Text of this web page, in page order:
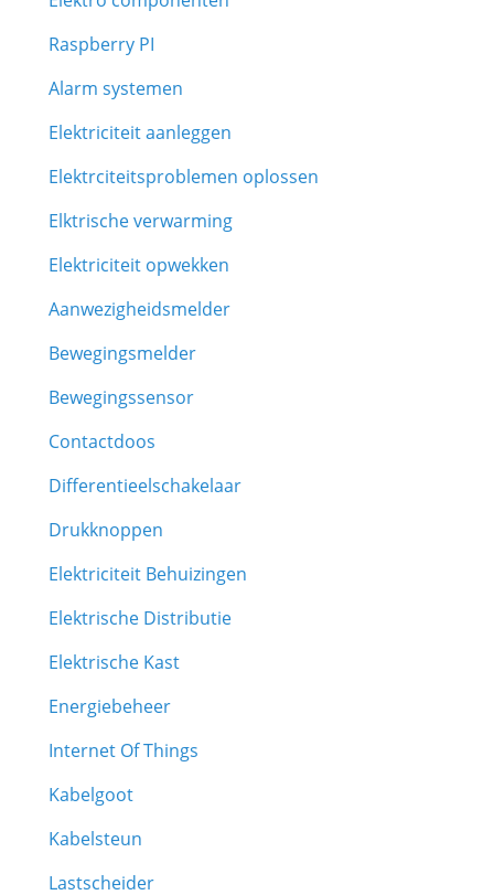
Raspberry PI
Alarm systemen
Elektriciteit aanleggen
Elektrciteitsproblemen oplossen
Elktrische verwarming
Elektriciteit opwekken
Aanwezigheidsmelder
Bewegingsmelder
Bewegingssensor
Contactdoos
Differentieelschakelaar
Drukknoppen
Elektriciteit Behuizingen
Elektrische Distributie
Elektrische Kast
Energiebeheer
Internet Of Things
Kabelgoot
Kabelsteun
Lastscheider